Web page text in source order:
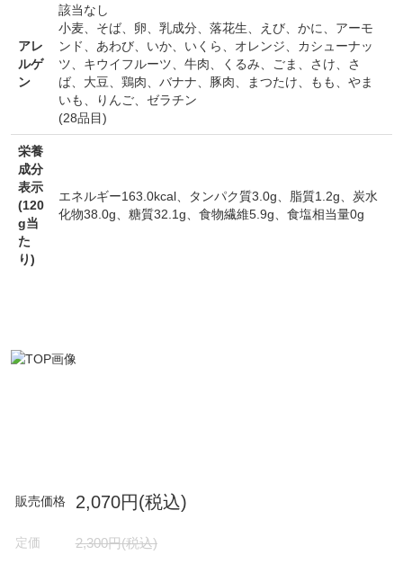
アレ
ルゲ
ン
該当なし
小麦、 そば、 卵 乳成分、 落花生 えび、 かに
アーモ
ンド
あわび、 いか、 いくら オレンジ
カシューナッ
ツ
キウイフルーツ 牛肉 くるみ ごま さけ
さ
ば、 大豆 鶏肉 バナナ 豚肉 まつたけ もも
やま
いも
りんご、 ゼラチン
(28品目)
栄養
成分
表示
(120
g当
た
り)
エネルギー163.0kcal、タンパク質3.0g、脂質1.2g、炭水
化物38.0g、糖質32.1g、食物繊維5.9g、食塩相当量0g
販売価格 2,070円(税込)
定価 2,300円(税込)